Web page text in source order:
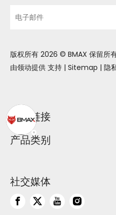
版权所有 2026 © BMAX 保留所有
由领动提供 支持 | Sitemap | 隐
快速链接
产品类别
社交媒体